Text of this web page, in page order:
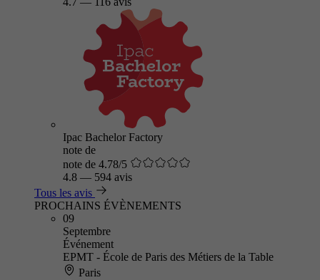
Ipac Bachelor Factory
note de
note de 4.78/5
4.8 — 594 avis
Tous les avis
PROCHAINS ÉVÈNEMENTS
09
Septembre
Événement
EPMT - École de Paris des Métiers de la Table
Paris